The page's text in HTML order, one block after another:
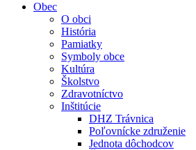
Obec
O obci
História
Pamiatky
Symboly obce
Kultúra
Školstvo
Zdravotníctvo
Inštitúcie
DHZ Trávnica
Poľovnícke združenie
Jednota dôchodcov